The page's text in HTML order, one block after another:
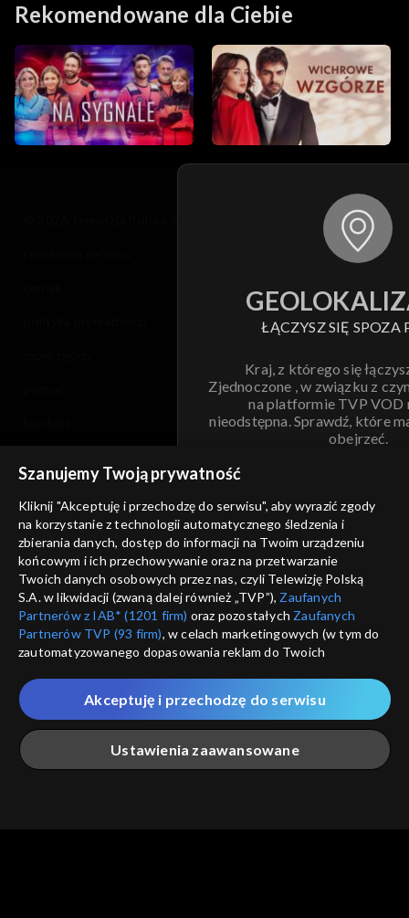
Rekomendowane dla Ciebie
ŁĄCZYSZ SIĘ SPOZA
Kraj, z którego się
Zjednoczone , w związku z
na platformie TVP VOD
nieodstępna. Sprawdź, które
obejrzeć.
ANULUJ
informacje o dostawcy usług
Szanujemy Twoją prywatność
Kliknij "Akceptuję i przechodzę do serwisu", aby wyrazić zgody
na korzystanie z technologii automatycznego śledzenia i
zbierania danych, dostęp do informacji na Twoim urządzeniu
końcowym i ich przechowywanie oraz na przetwarzanie
Twoich danych osobowych przez nas, czyli Telewizję Polską
S.A. w likwidacji (zwaną dalej również „TVP”), Zaufanych
Partnerów z IAB* (1201 firm) oraz pozostałych Zaufanych
Partnerów TVP (93 firm), w celach marketingowych (w tym do
zautomatyzowanego dopasowania reklam do Twoich
które wskazujemy poniżej, a także zgody na udostępnianie
przez nas identyfikatora PPID do Google.
Twoje dane osobowe zbierane podczas odwiedzania przez
Ciebie naszych
poszczególnych serwisówzwanych dalej
„Portalem”, w tym informacje zapisywane za pomocą
Ustawienia zaawansowane
Akceptuję i przechodzę do serwisu